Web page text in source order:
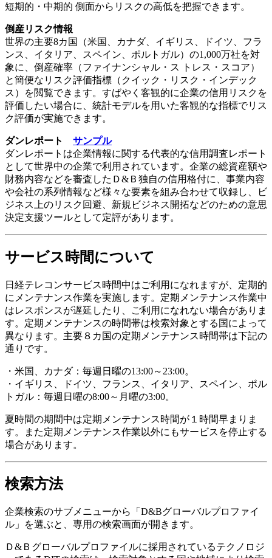
短期的・中期的 側面からリスクの高低を把握できます。
倒産リスク情報
世界の主要8カ国（米国、カナダ、イギリス、ドイツ、フラ
ンス、イタリア、スペイン、ポルトガル）の1,000万社を対
象に、倒産確率（ファイナンシャル・ス トレス・スコア）
と簡便なリスク評価指標（クイック・リスク・インデック
ス）を閲覧できます。すばやく客観的に企業の信用リスクを
評価したい場合に、統計モデルを用いた客観的な指標でリス
ク評価が実施できます。
ダンレポート サンプル
ダンレポートは企業情報に関する代表的な信用調査レポート
として世界中の企業で利用されています。企業の総資産額や
財務内容などを審査したＤ&Ｂ独自の信用格付に、事業内容
や会社の系列情報など様々な要素を組み合わせて収録し、ビ
ジネス上のリスク回避、新規ビジネス開拓などのための意思
決定支援ツールとして定評があります。
サービス時間について
日経テレコンサービス時間中はご利用になれますが、定期的
にメンテナンス作業を実施します。定期メンテナンス作業中
はレスポンスが遅延したり、ご利用になれない場合がありま
す。定期メンテナンスの時間帯は検索対象とする国によって
異なります。主要８カ国の定期メンテナンス時間帯は下記の
通りです。
・米国、カナダ：毎週日曜の13:00～23:00。
・イギリス、ドイツ、フランス、イタリア、スペイン、ポル
トガル：毎週日曜の8:00～月曜の3:00。
夏時間の期間中は定期メンテナンス時間が１時間早まりま
す。また定期メンテナンス作業以外にもサービスを停止する
場合があります。
検索方法
企業検索のサブメニューから「D&Bグローバルプロファイ
ル」を選ぶと、専用の検索画面が開きます。
Ｄ&Ｂグローバルプロファイルに採用されているテクノロジ